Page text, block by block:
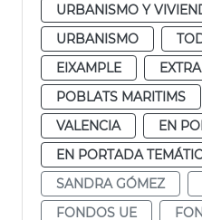
URBANISMO Y
URBANISMO
EIXAMPLE
POBLATS MARITIMS
VALENCIA
EN
EN PORTADA
SANDRA GÓMEZ
FONDOS UE